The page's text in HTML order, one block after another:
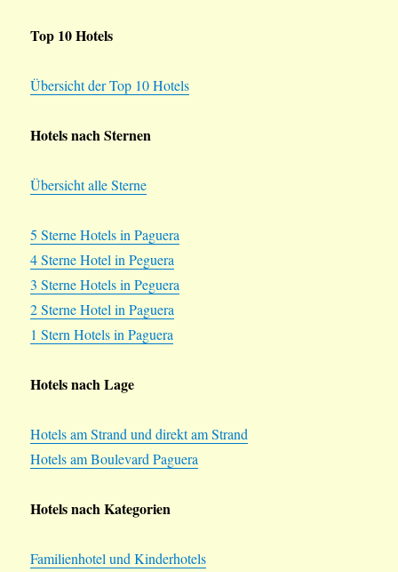
Top 10 Hotels
Übersicht der Top 10 Hotels
Hotels nach Sternen
Übersicht alle Sterne
5 Sterne Hotels in Paguera
4 Sterne Hotel in Peguera
3 Sterne Hotels in Peguera
2 Sterne Hotel in Paguera
1 Stern Hotels in Paguera
Hotels nach Lage
Hotels am Strand und direkt am Strand
Hotels am Boulevard Paguera
Hotels nach Kategorien
Familienhotel und Kinderhotels